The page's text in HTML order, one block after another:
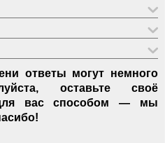
ответы могут немного
оставьте своё
вас способом — мы